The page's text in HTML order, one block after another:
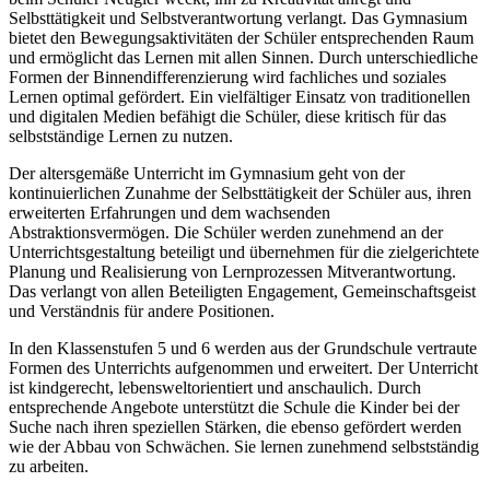
Selbsttätigkeit und Selbstverantwortung verlangt. Das Gymnasium
bietet den Bewegungsaktivitäten der Schüler entsprechenden Raum
und ermöglicht das Lernen mit allen Sinnen. Durch unterschiedliche
Formen der Binnendifferenzierung wird fachliches und soziales
Lernen optimal gefördert. Ein vielfältiger Einsatz von traditionellen
und digitalen Medien befähigt die Schüler, diese kritisch für das
selbstständige Lernen zu nutzen.
Der altersgemäße Unterricht im Gymnasium geht von der
kontinuierlichen Zunahme der Selbsttätigkeit der Schüler aus, ihren
erweiterten Erfahrungen und dem wachsenden
Abstraktionsvermögen. Die Schüler werden zunehmend an der
Unterrichtsgestaltung beteiligt und übernehmen für die zielgerichtete
Planung und Realisierung von Lernprozessen Mitverantwortung.
Das verlangt von allen Beteiligten Engagement, Gemeinschaftsgeist
und Verständnis für andere Positionen.
In den Klassenstufen 5 und 6 werden aus der Grundschule vertraute
Formen des Unterrichts aufgenommen und erweitert. Der Unterricht
ist kindgerecht, lebensweltorientiert und anschaulich. Durch
entsprechende Angebote unterstützt die Schule die Kinder bei der
Suche nach ihren speziellen Stärken, die ebenso gefördert werden
wie der Abbau von Schwächen. Sie lernen zunehmend selbstständig
zu arbeiten.